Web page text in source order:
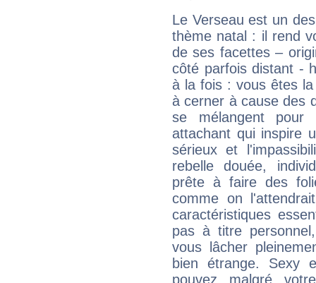
Le Verseau est un
thème natal : il rend
de ses facettes –
côté parfois distant -
à la fois : vous êtes
à cerner à cause des
se mélangent
attachant qui inspire
sérieux et
rebelle douée,
prête à faire des
comme on
caractéristiques
pas à titre
vous lâcher
bien étrange. Sexy
pouvez malgré